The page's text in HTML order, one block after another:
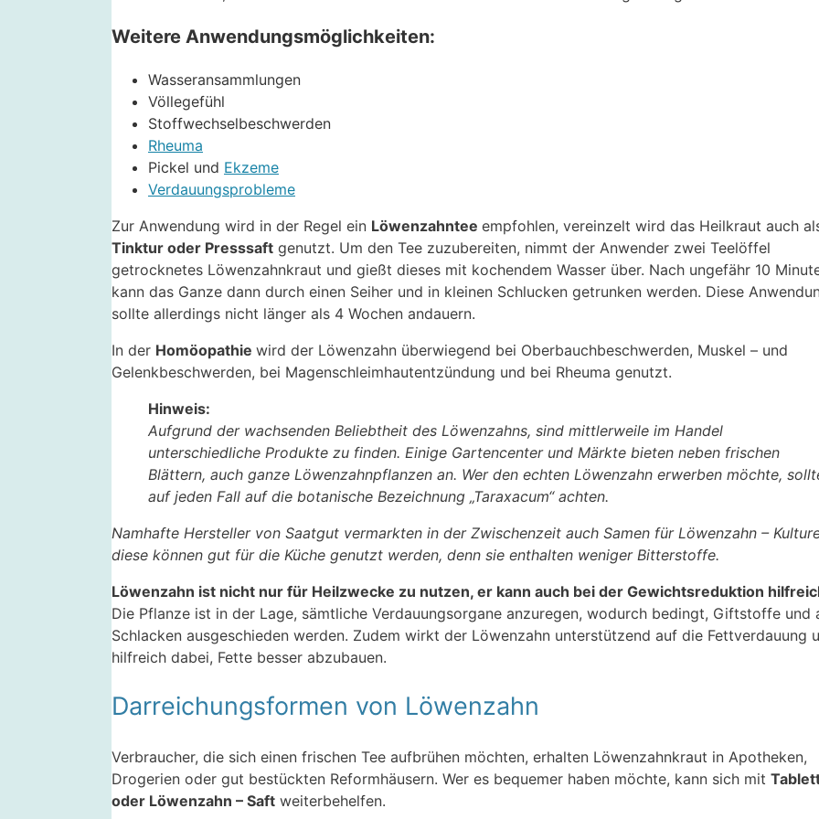
Weitere Anwendungsmöglichkeiten:
Wasseransammlungen
Völlegefühl
Stoffwechselbeschwerden
Rheuma
Pickel und Ekzeme
Verdauungsprobleme
Zur Anwendung wird in der Regel ein Löwenzahntee empfohlen, vereinzelt wird das Heilkraut auch
Tinktur oder Presssaft genutzt. Um den Tee zuzubereiten, nimmt der Anwender zwei Teelöffel
getrocknetes Löwenzahnkraut und gießt dieses mit kochendem Wasser über. Nach ungefähr 10
kann das Ganze dann durch einen Seiher und in kleinen Schlucken getrunken werden. Diese
sollte allerdings nicht länger als 4 Wochen andauern.
In der Homöopathie wird der Löwenzahn überwiegend bei Oberbauchbeschwerden, Muskel – und
Gelenkbeschwerden, bei Magenschleimhautentzündung und bei Rheuma genutzt.
Hinweis:
Aufgrund der wachsenden Beliebtheit des Löwenzahns, sind mittlerweile im Handel
unterschiedliche Produkte zu finden. Einige Gartencenter und Märkte bieten neben frischen
Blättern, auch ganze Löwenzahnpflanzen an. Wer den echten Löwenzahn erwerben möchte,
auf jeden Fall auf die botanische Bezeichnung „Taraxacum“ achten.
Namhafte Hersteller von Saatgut vermarkten in der Zwischenzeit auch Samen für Löwenzahn –
diese können gut für die Küche genutzt werden, denn sie enthalten weniger Bitterstoffe.
Löwenzahn ist nicht nur für Heilzwecke zu nutzen, er kann auch bei der Gewichtsreduktion
Die Pflanze ist in der Lage, sämtliche Verdauungsorgane anzuregen, wodurch bedingt, Giftstoffe und
Schlacken ausgeschieden werden. Zudem wirkt der Löwenzahn unterstützend auf die Fettverdauung
hilfreich dabei, Fette besser abzubauen.
Darreichungsformen von Löwenzahn
Verbraucher, die sich einen frischen Tee aufbrühen möchten, erhalten Löwenzahnkraut in Apotheken,
Drogerien oder gut bestückten Reformhäusern. Wer es bequemer haben möchte, kann sich mit
oder Löwenzahn – Saft weiterbehelfen.